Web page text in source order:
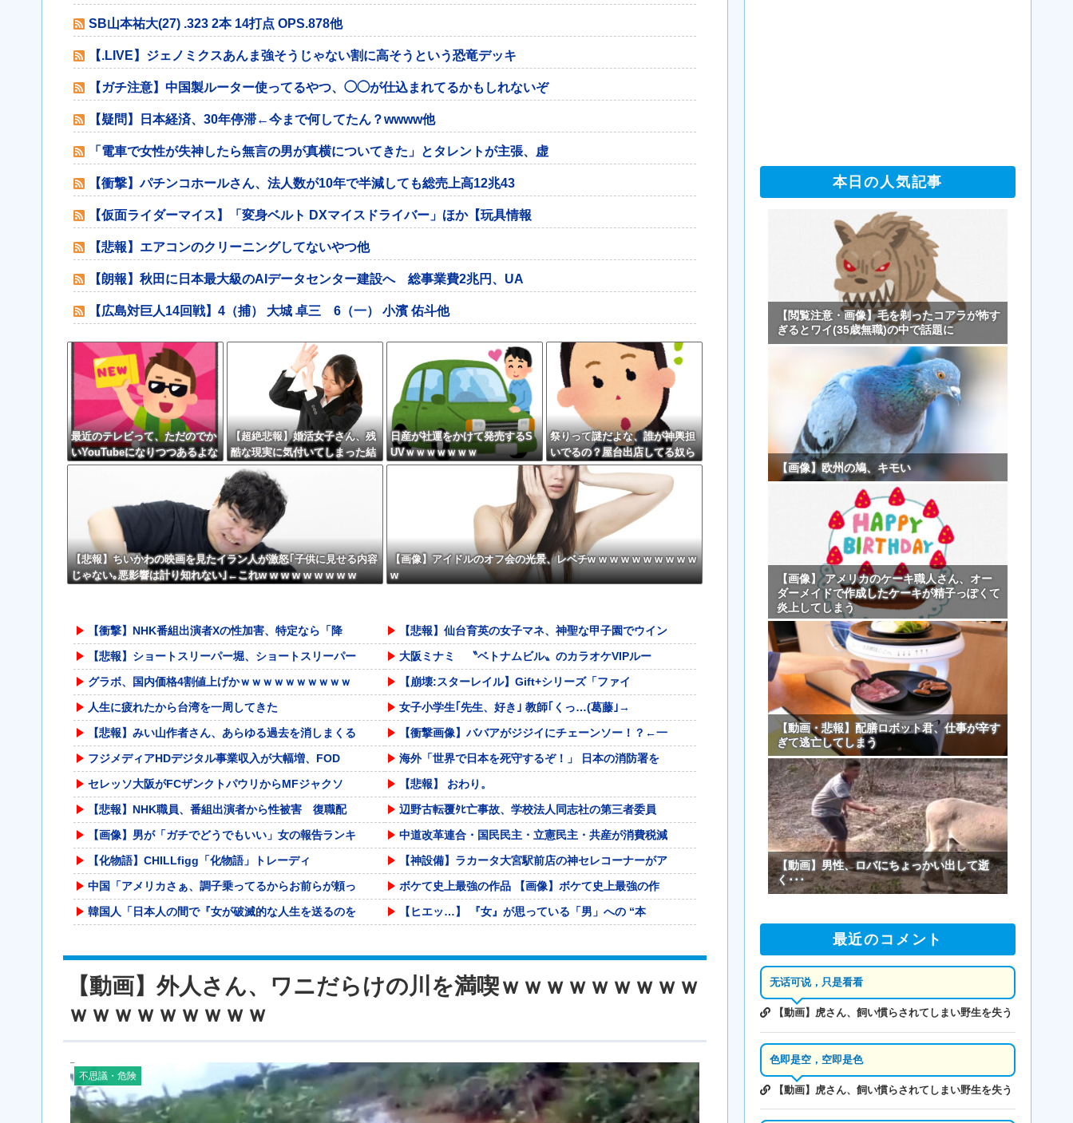
SB山本祐大(27) .323 2本 14打点 OPS.878他
【.LIVE】ジェノミクスあんま強そうじゃない割に高そうという恐竜デッキ
【ガチ注意】中国製ルーター使ってるやつ、◯◯が仕込まれてるかもしれないぞ
【疑問】日本経済、30年停滞←今まで何してたん？wwww他
「電車で女性が失神したら無言の男が真横についてきた」とタレントが主張、虚
【衝撃】パチンコホールさん、法人数が10年で半減しても総売上高12兆43
【仮面ライダーマイス】「変身ベルト DXマイスドライバー」ほか【玩具情報
【悲報】エアコンのクリーニングしてないやつ他
【朗報】秋田に日本最大級のAIデータセンター建設へ 総事業費2兆円、UA
【広島対巨人14回戦】4（捕） 大城 卓三 6（一） 小濱 佑斗他
最近のテレビって、ただのでか
いYouTubeになりつつあるよな
【超絶悲報】婚活女子さん、残
酷な現実に気付いてしまった結
果…
日産が社運をかけて発売するS
UVｗｗｗｗｗｗｗ
祭りって謎だよな、誰が神輿担
いでるの？屋台出店してる奴ら
は誰の許可を得て商売してる
の？
【悲報】ちいかわの映画を見たイラン人が激怒｢子供に見せる内容
じゃない｡悪影響は計り知れない｣←これw w w w w w w w w
【画像】アイドルのオフ会の光景、レベチw w w w w w w w w w
w
【衝撃】NHK番組出演者Xの性加害、特定なら「降
【悲報】仙台育英の女子マネ、神聖な甲子園でウイン
【悲報】ショートスリーパー堀、ショートスリーパー
大阪ミナミ 〝ベトナムビル〟のカラオケVIPルー
グラボ、国内価格4割値上げかｗｗｗｗｗｗｗｗｗｗ
【崩壊:スターレイル】Gift+シリーズ「ファイ
人生に疲れたから台湾を一周してきた
女子小学生｢先生、好き｣ 教師｢くっ…(葛藤｣→
【悲報】みい山作者さん、あらゆる過去を消しまくる
【衝撃画像】ババアがジジイにチェーンソー！？←一
フジメディアHDデジタル事業収入が大幅増、FOD
海外「世界で日本を死守するぞ！」 日本の消防署を
セレッソ大阪がFCザンクトパウリからMFジャクソ
【悲報】 おわり。
【悲報】NHK職員、番組出演者から性被害 復職配
辺野古転覆ﾀﾋ亡事故、学校法人同志社の第三者委員
【画像】男が「ガチでどうでもいい」女の報告ランキ
中道改革連合・国民民主・立憲民主・共産が消費税減
【化物語】CHILLfigg「化物語」トレーディ
【神設備】ラカータ大宮駅前店の神セレコーナーがア
中国「アメリカさぁ、調子乗ってるからお前らが頼っ
ボケて史上最強の作品 【画像】ボケて史上最強の作
韓国人「日本人の間で『女が破滅的な人生を送るのを
【ヒエッ…】 『女』が思っている「男」への “本
渡邊渚さん、近況報告「最近は落ち着いてきてます」
【倉庫型陳列】熊本地震でコストコの商品落下「重く
パラノマサイトっていうゲームを2作連続クリアした
グラボ、国内価格4割値上げかｗｗｗｗｗｗｗｗｗｗ
沖縄ﾀｲﾑｽ 「琉球新報は丁寧な質問をしている!
【画像】昭和のカップラーメン、現代より高性能ｗｗ
おじさんファッション論争→次のターゲットはボディ
渡邊渚さん、近況報告「最近は落ち着いてきてます」
『コン・バトラーV』50周年！趙合金でコン・バト
【疑問】大谷翔平さんが頑なに守備しない理由って何
色々副業に手を出したけど、結局残業するのが1番稼
【画像】女性「男性で『コレ』やってくれる人、あれ
みいちゃん作者「みいちゃん母は障がい者なので自分
【動画】外人さん、ワニだらけの川を満喫ｗｗｗｗｗｗｗｗｗ
ｗｗｗｗｗｗｗｗｗ
不思議・危険
本日の人気記事
【閲覧注意・画像】毛を剃ったコアラが怖す
ぎるとワイ(35歳無職)の中で話題に
【画像】欧州の鳩、キモい
【画像】 アメリカのケーキ職人さん、オー
ダーメイドで作成したケーキが精子っぽくて
炎上してしまう
【動画・悲報】配膳ロボット君、仕事が辛す
ぎて逃亡してしまう
【動画】男性、ロバにちょっかい出して逝
く･･･
最近のコメント
无话可说，只是看看
【動画】虎さん、飼い慣らされてしまい野生を失う
色即是空，空即是色
【動画】虎さん、飼い慣らされてしまい野生を失う